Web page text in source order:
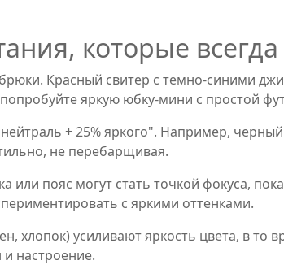
которые
Красный свитер с темно‑синими
яркую юбку-мини с простой
+ 25% яркого". Например,
не перебарщивая.
или пояс могут стать точкой фокуса,
с яркими оттенками.
хлопок) усиливают яркость цвета, в то
настроение.